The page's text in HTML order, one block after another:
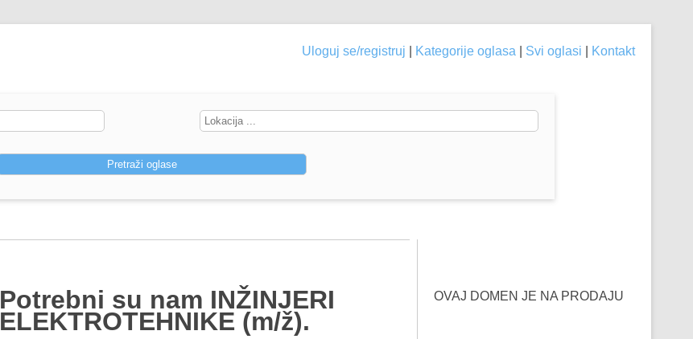
Uloguj se/registruj Kategorije oglasa Svi oglasi Kontakt
Potrebni su nam INŽINJERI
ELEKTROTEHNIKE (m/ž).
OVAJ DOMEN JE NA PRODAJU